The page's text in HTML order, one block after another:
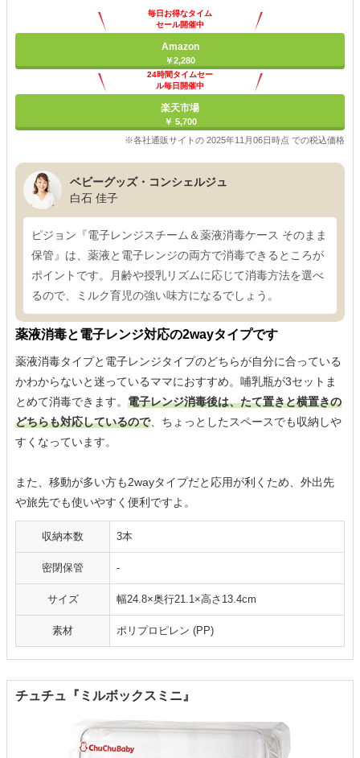
毎日お得なタイム
セール開催中
Amazon
￥2,280
24時間タイムセー
ル毎日開催中
楽天市場
￥ 5,700
※各社通販サイトの 2025年11月06日時点 での税込価格
ベビーグッズ・コンシェルジュ
白石 佳子
ピジョン『電子レンジスチーム＆薬液消毒ケース そのまま
保管』は、薬液と電子レンジの両方で消毒できるところが
ポイントです。月齢や授乳リズムに応じて消毒方法を選べ
るので、ミルク育児の強い味方になるでしょう。
薬液消毒と電子レンジ対応の2wayタイプです
薬液消毒タイプと電子レンジタイプのどちらが自分に合っている
かわからないと迷っているママにおすすめ。哺乳瓶が3セットま
とめて消毒できます。 電子レンジ消毒後は、たて置きと横置きの
どちらも対応しているので、ちょっとしたスペースでも収納しや
すくなっています。
また、移動が多い方も2wayタイプだと応用が利くため、外出先
や旅先でも使いやすく便利ですよ。
収納本数 3本
密閉保管 -
サイズ 幅24.8×奥行21.1×高さ13.4cm
素材 ‎ポリプロピレン (PP)
チュチュ『ミルボックスミニ』